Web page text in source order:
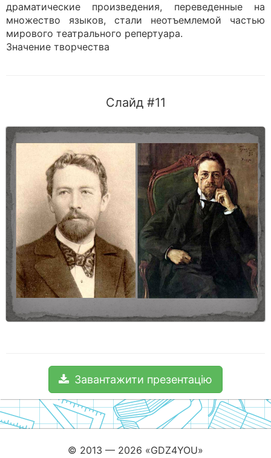
драматические произведения, переведенные на
множество языков, стали неотъемлемой частью
мирового театрального репертуара.
Значение творчества
Слайд #11
Завантажити презентацію
© 2013 — 2026 «GDZ4YOU»